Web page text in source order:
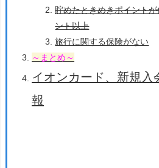
貯めたときめきポイント
ント以上
旅行に関する保険がない
～まとめ～
イオンカード、新規入
報